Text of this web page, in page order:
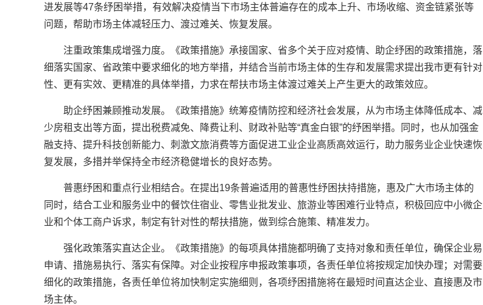
进发展等47条纾困举措，有效解决疫情当下市场主体普遍存在的成本上升、市场收缩、资金链紧张等
问题，帮助市场主体减轻压力、渡过难关、恢复发展。
注重政策集成增强力度。《政策措施》承接国家、省多个关于应对疫情、助企纾困的政策措施，落
细落实国家、省政策中要求细化的地方举措，并结合当前市场主体的生存和发展需求提出我市更有针对
性、更有实效、更精准的具体举措，力求在帮扶市场主体渡过难关上产生更大的政策效应。
助企纾困兼顾推动发展。《政策措施》统筹疫情防控和经济社会发展，从为市场主体降低成本、减
少房租支出等方面，提出税费减免、降费让利、财政补贴等“真金白银”的纾困举措。同时，也从加强金
融支持、提升科技创新能力、刺激文旅消费等方面促进工业企业高质高效运行，助力服务业企业快速恢
复发展，多措并举保持全市经济稳健增长的良好态势。
普惠纾困和重点行业相结合。在提出19条普遍适用的普惠性纾困扶持措施，惠及广大市场主体的
同时，结合工业和服务业中的餐饮住宿业、零售业批发业、旅游业等困难行业特点，积极回应中小微企
业和个体工商户诉求，制定有针对性的帮扶措施，做到综合施策、精准发力。
强化政策落实直达企业。《政策措施》的每项具体措施都明确了支持对象和责任单位，确保企业易
申请、措施易执行、落实有保障。对企业按程序申报政策事项，各责任单位将按规定加快办理；对需要
细化的政策措施，各责任单位将加快制定实施细则，各项纾困措施将在最短时间直达企业、直接惠及市
场主体。